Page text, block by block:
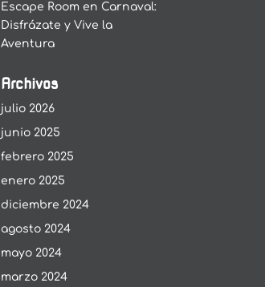
Escape Room en Carnaval:
Disfrázate y Vive la
Aventura
Archivos
julio 2026
junio 2025
febrero 2025
enero 2025
diciembre 2024
agosto 2024
mayo 2024
marzo 2024